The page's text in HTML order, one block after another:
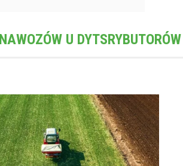
U DYTSRYBUTORÓW